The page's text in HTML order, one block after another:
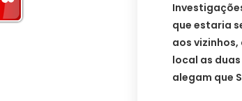
que estaria
aos
local as
alegam que